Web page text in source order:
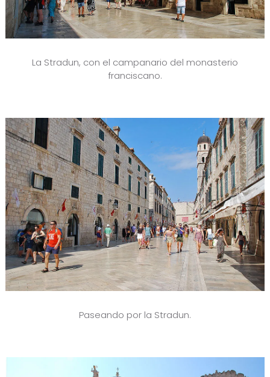
La Stradun, con el campanario del monasterio
franciscano.
Paseando por la Stradun.